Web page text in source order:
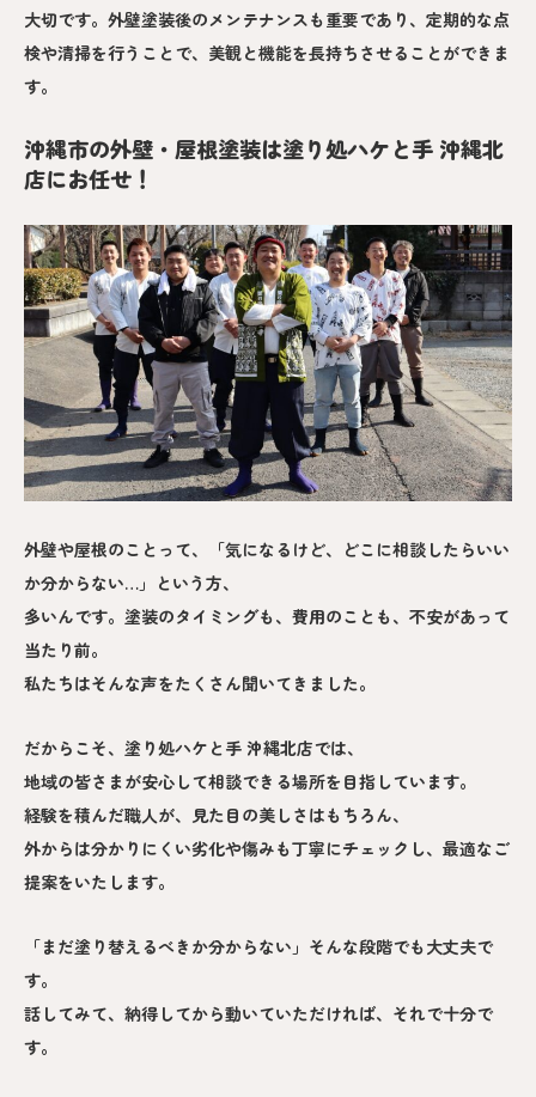
大切です。外壁塗装後のメンテナンスも重要であり、定期的な点
検や清掃を行うことで、美観と機能を長持ちさせることができま
す。
沖縄市の外壁・屋根塗装は塗り処ハケと手 沖縄北
店にお任せ！
外壁や屋根のことって、「気になるけど、どこに相談したらいい
か分からない…」という方、
多いんです。塗装のタイミングも、費用のことも、不安があって
当たり前。
私たちはそんな声をたくさん聞いてきました。
だからこそ、塗り処ハケと手 沖縄北店では、
地域の皆さまが安心して相談できる場所を目指しています。
経験を積んだ職人が、見た目の美しさはもちろん、
外からは分かりにくい劣化や傷みも丁寧にチェックし、最適なご
提案をいたします。
「まだ塗り替えるべきか分からない」そんな段階でも大丈夫で
す。
話してみて、納得してから動いていただければ、それで十分で
す。